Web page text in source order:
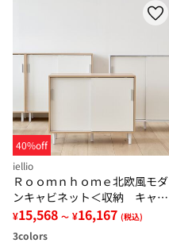
40%off
iellio
Ｒｏｏｍｎｈｏｍｅ北欧風モダ
ンキャビネット＜収納 キャビ
ネット スクエアキャビネッ
ト ラック 収納棚＞
¥15,568 ～ ¥16,167 (税込)
3colors